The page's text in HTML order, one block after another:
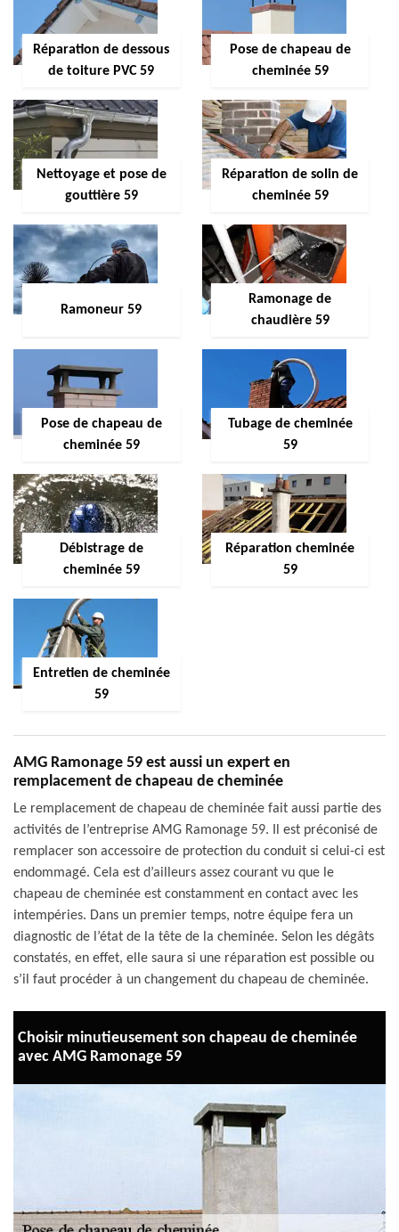
Réparation de dessous
de toiture PVC 59
Pose de chapeau de
cheminée 59
Nettoyage et pose de
gouttière 59
Réparation de solin de
cheminée 59
Ramoneur 59
Ramonage de
chaudière 59
Pose de chapeau de
cheminée 59
Tubage de cheminée
59
Débistrage de
cheminée 59
Réparation cheminée
59
Entretien de cheminée
59
AMG Ramonage 59 est aussi un expert en
remplacement de chapeau de cheminée
Le remplacement de chapeau de cheminée fait aussi partie des
activités de l’entreprise AMG Ramonage 59. Il est préconisé de
remplacer son accessoire de protection du conduit si celui-ci est
endommagé. Cela est d’ailleurs assez courant vu que le
chapeau de cheminée est constamment en contact avec les
intempéries. Dans un premier temps, notre équipe fera un
diagnostic de l’état de la tête de la cheminée. Selon les dégâts
constatés, en effet, elle saura si une réparation est possible ou
s’il faut procéder à un changement du chapeau de cheminée.
Choisir minutieusement son chapeau de cheminée
avec AMG Ramonage 59